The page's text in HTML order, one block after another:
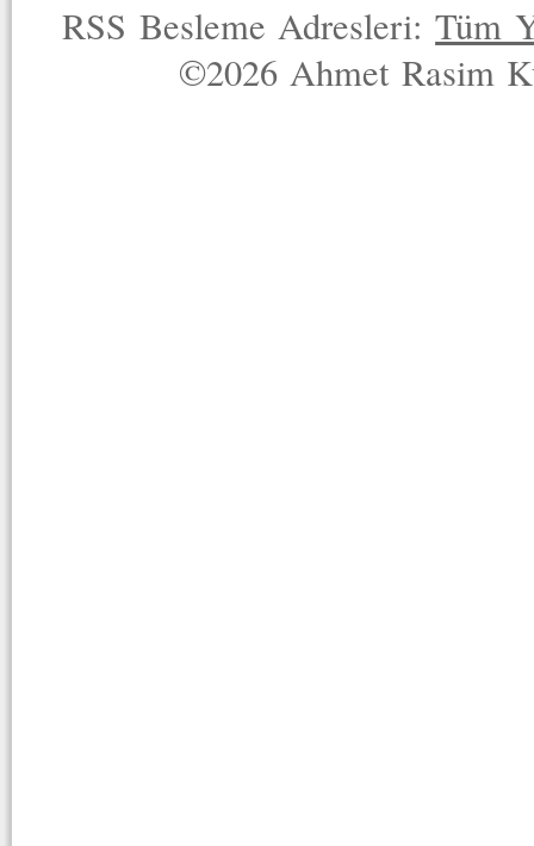
RSS Besleme Adresleri:Tüm
©2026 Ahmet Rasim